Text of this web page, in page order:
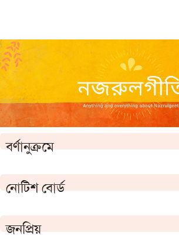
বর্ণানুক্রমে
নোটিশ বোর্ড
জনপ্রিয়